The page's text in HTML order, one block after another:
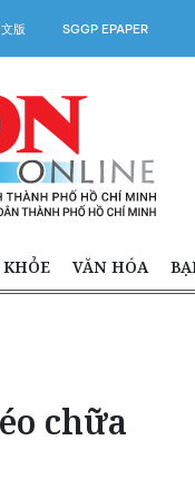
版 SGGP EPAPER
KHỎE VĂN HÓA
chữa